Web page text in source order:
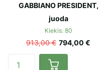
GABBIANO PRESIDENT,
juoda
Kiekis: 80
913,00 € 794,00 €